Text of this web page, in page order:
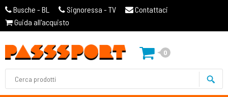
Busche - BL Signoressa - TV
Contattaci
Guida all'acquisto
0